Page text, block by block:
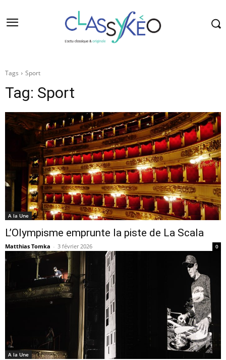
Tags Sport
Tag: Sport
A la Une
L’Olympisme emprunte la piste de La Scala
Matthias Tomka - 3 février 2026 0
A la Une